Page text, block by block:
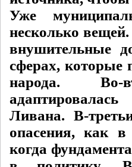
Уже
несколько
внушительные
сферах, которые
народа. Во-
Ливана. В-
опасения, как в
когда